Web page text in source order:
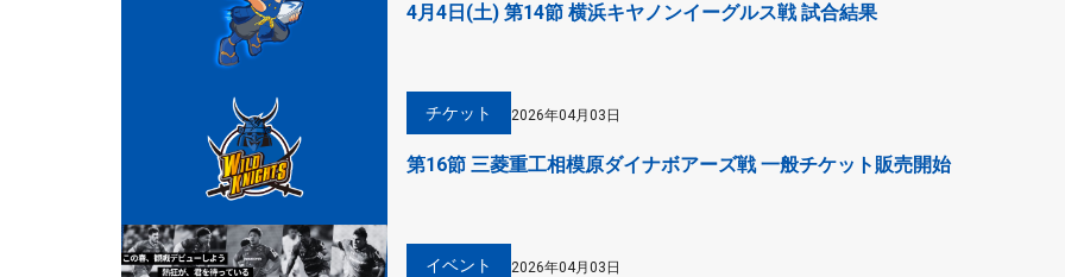
4月4日(土) 第14節 横浜キヤノンイーグルス戦 試合結果
チケット 2026年04月03日
第16節 三菱重工相模原ダイナボアーズ戦 一般チケット販売開始
イベント 2026年04月03日